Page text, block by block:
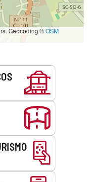
Geocoding ©OSM